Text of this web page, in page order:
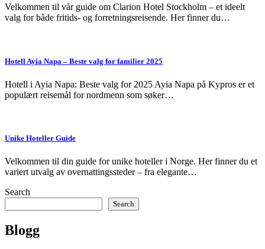
Velkommen til vår guide om Clarion Hotel Stockholm – et ideelt
valg for både fritids- og forretningsreisende. Her finner du…
Hotell Ayia Napa – Beste valg for familier 2025
Hotell i Ayia Napa: Beste valg for 2025 Ayia Napa på Kypros er et
populært reisemål for nordmenn som søker…
Unike Hoteller Guide
Velkommen til din guide for unike hoteller i Norge. Her finner du et
variert utvalg av overnattingssteder – fra elegante…
Search
Search
Blogg